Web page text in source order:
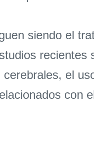
siendo el
el
con